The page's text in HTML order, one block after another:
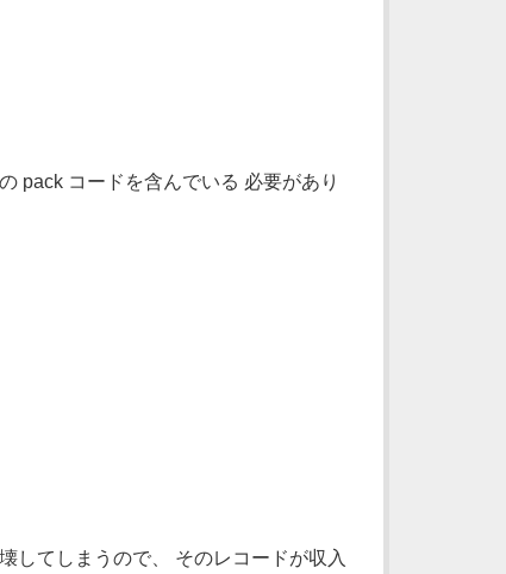
pack コードを含んでいる 必要があり
してしまうので、 そのレコードが収入